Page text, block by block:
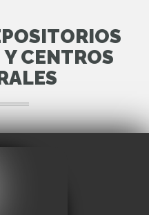
CENTROS